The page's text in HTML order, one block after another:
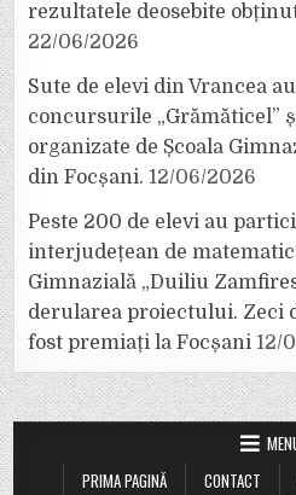
rezultatele deosebite
22/06/2026
Sute de elevi din Vrancea
concursurile „Grămăticel”
organizate de Școala
din Focșani. 12/06/2026
Peste 200 de elevi au
interjudețean de
Gimnazială „Duiliu
derularea proiectului. Zeci
fost premiați la Focșani 12/
PRIMA PAGINĂ
CONTACT